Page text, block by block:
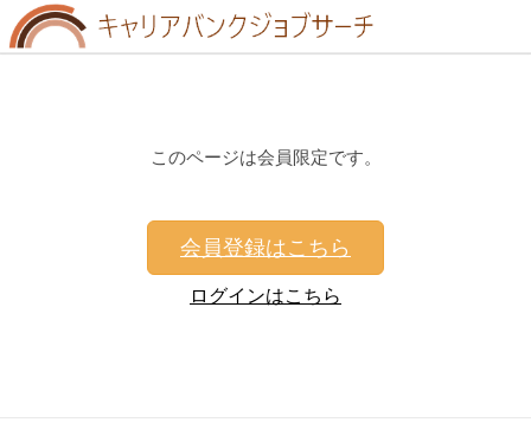
このページは会員限定です。
会員登録はこちら
ログインはこちら